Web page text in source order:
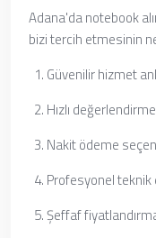
Adana'da notebook
bizi tercih etmesinin
Güvenilir hizmet
Hızlı değerlendirme
Nakit ödeme
Profesyonel teknik
Şeffaf